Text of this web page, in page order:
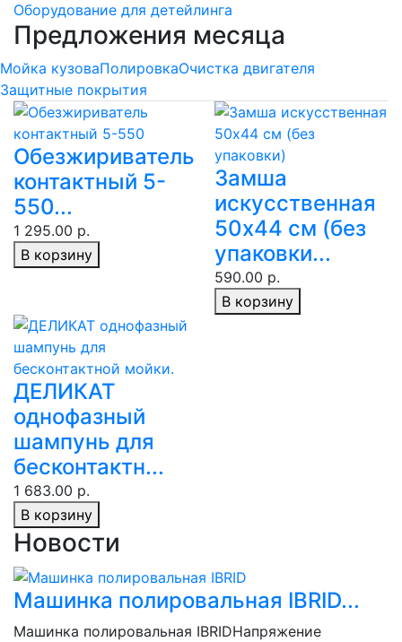
Оборудование для детейлинга
Предложения месяца
Мойка кузоваПолировкаОчистка двигателя
Защитные покрытия
Обезжириватель
контактный 5-
550...
1 295.00 р.
В корзину
Замша
искусственная
50х44 см (без
упаковки...
590.00 р.
В корзину
ДЕЛИКАТ
однофазный
шампунь для
бесконтактн...
1 683.00 р.
В корзину
Новости
Машинка полировальная IBRID...
Машинка полировальная IBRIDНапряжение